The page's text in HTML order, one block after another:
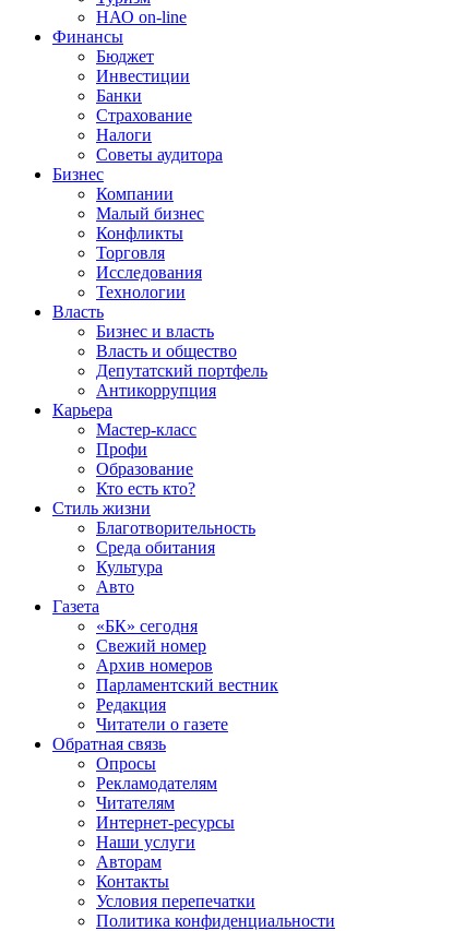
НАО on-line
Финансы
Бюджет
Инвестиции
Банки
Страхование
Налоги
Советы аудитора
Бизнес
Компании
Малый бизнес
Конфликты
Торговля
Исследования
Технологии
Власть
Бизнес и власть
Власть и общество
Депутатский портфель
Антикоррупция
Карьера
Мастер-класс
Профи
Образование
Кто есть кто?
Стиль жизни
Благотворительность
Среда обитания
Культура
Авто
Газета
«БК» сегодня
Свежий номер
Архив номеров
Парламентский вестник
Редакция
Читатели о газете
Обратная связь
Опросы
Рекламодателям
Читателям
Интернет-ресурсы
Наши услуги
Авторам
Контакты
Условия перепечатки
Политика конфиденциальности